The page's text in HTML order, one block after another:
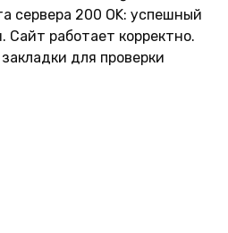
сервера 200 OK: успешный
Сайт работает корректно.
для проверки